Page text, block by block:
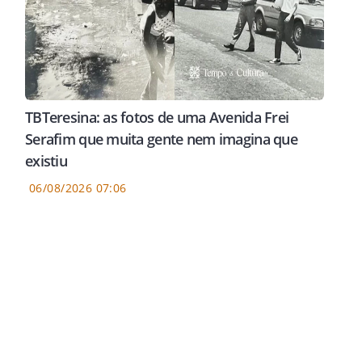
TBTeresina: as fotos de uma Avenida Frei
Serafim que muita gente nem imagina que
existiu
06/08/2026 07:06